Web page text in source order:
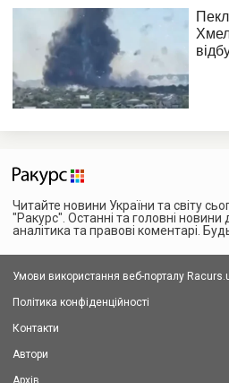
Читайте новини України та світу
"Ракурс". Останні та головні новини
аналітика та правові коментарі.
Умови використання веб-порталу
Політика конфіденційності
Контакти
Автори
Архів